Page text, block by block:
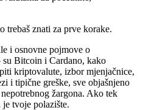
trebaš znati za prve korake.
i osnovne pojmove o
su Bitcoin i Cardano, kako
kriptovalute, izbor mjenjačnice,
i tipične greške, sve objašnjeno
žargona. Ako tek
tvoje polazište.